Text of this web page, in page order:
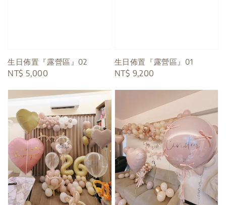
生日佈置『露營區』02
Regular
NT$ 5,000
生日佈置『露營區』01
Regular
NT$ 9,200